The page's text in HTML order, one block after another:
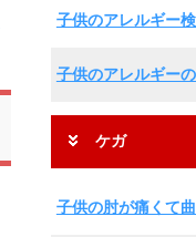
子供のアレルギー
子供のアレルギー
ケガ
子供の肘が痛くて